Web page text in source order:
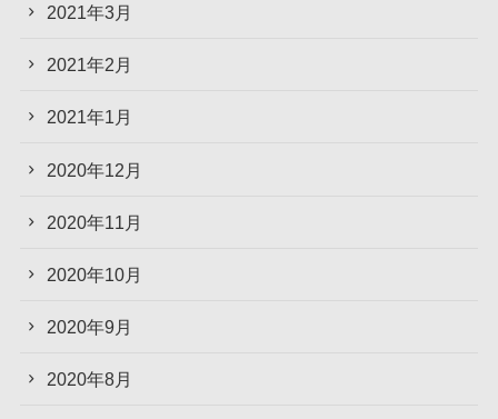
2021年3月
2021年2月
2021年1月
2020年12月
2020年11月
2020年10月
2020年9月
2020年8月